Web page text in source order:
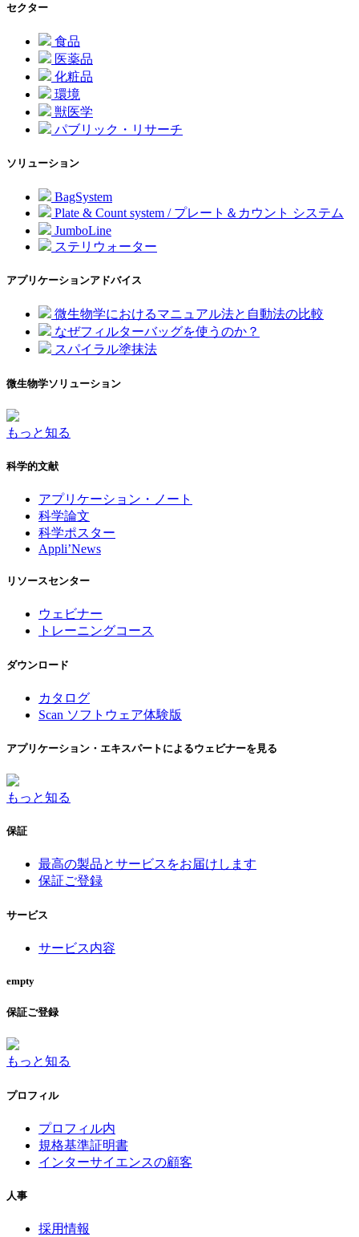
セクター
食品
医薬品
化粧品
環境
獣医学
パブリック・リサーチ
ソリューション
BagSystem
Plate & Count system / プレート＆カウント システム
JumboLine
ステリウォーター
アプリケーションアドバイス
微生物学におけるマニュアル法と自動法の比較
なぜフィルターバッグを使うのか？
スパイラル塗抹法
微生物学ソリューション
もっと知る
科学的文献
アプリケーション・ノート
科学論文
科学ポスター
Appli’News
リソースセンター
ウェビナー
トレーニングコース
ダウンロード
カタログ
Scan ソフトウェア体験版
アプリケーション・エキスパートによるウェビナーを見る
もっと知る
保証
最高の製品とサービスをお届けします
保証ご登録
サービス
サービス内容
empty
保証ご登録
もっと知る
プロフィル
プロフィル内
規格基準証明書
インターサイエンスの顧客
人事
採用情報